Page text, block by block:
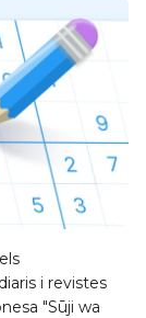
i revistes
"Sūji wa